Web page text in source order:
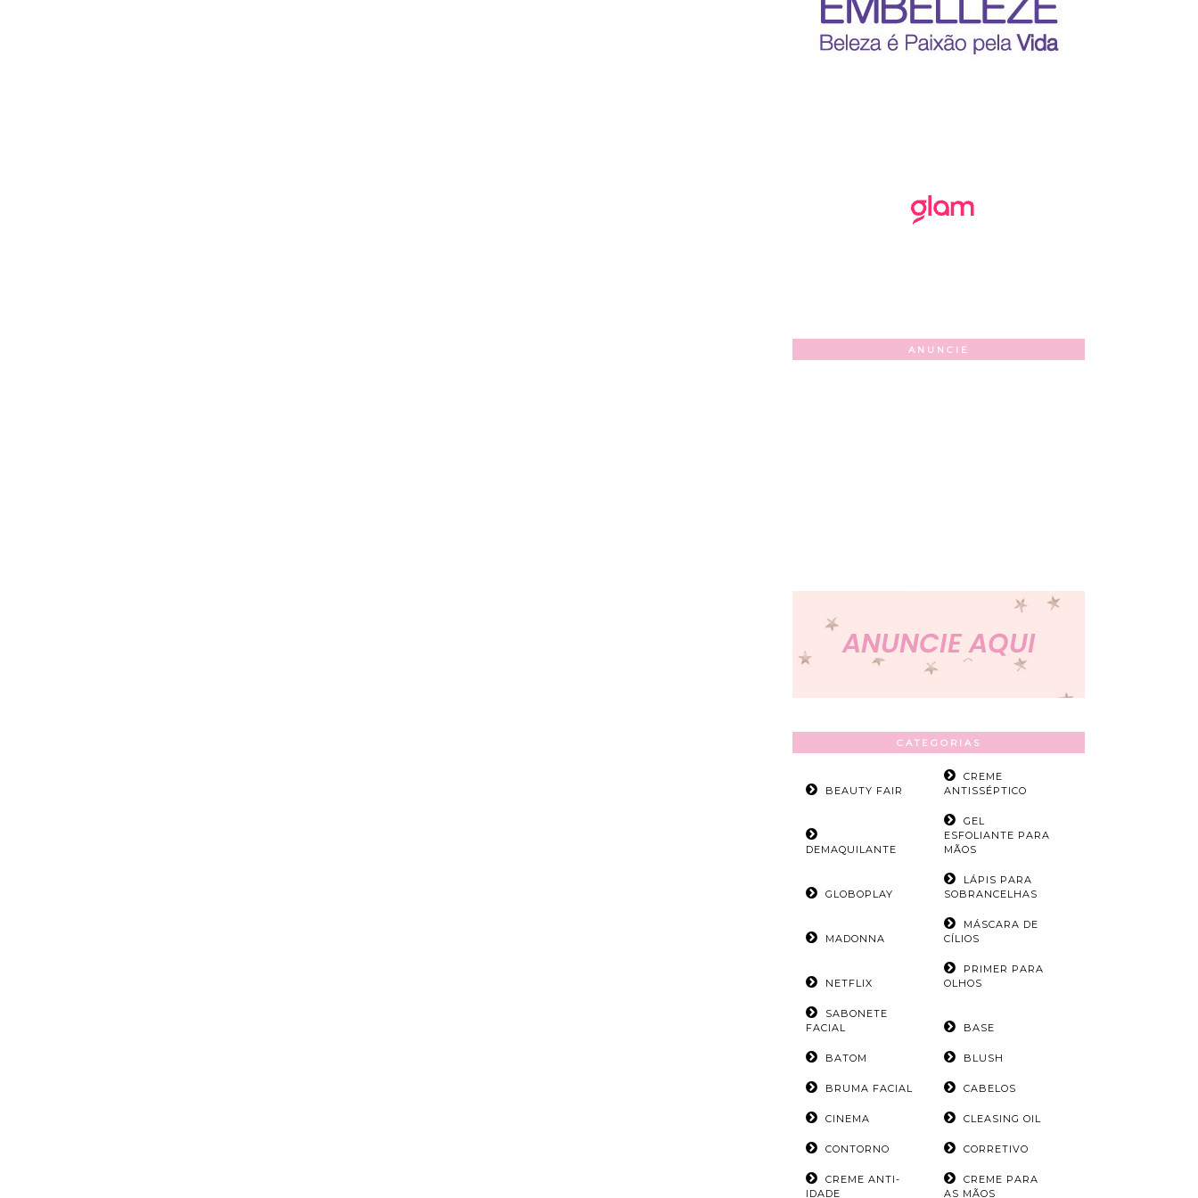
ANUNCIE
CATEGORIAS
BEAUTY FAIR
CREME
ANTISSÉPTICO
DEMAQUILANTE
GEL
ESFOLIANTE PARA
MÃOS
GLOBOPLAY
LÁPIS PARA
SOBRANCELHAS
MADONNA
MÁSCARA DE
CÍLIOS
NETFLIX
PRIMER PARA
OLHOS
SABONETE
FACIAL
BASE
BATOM BLUSH
BRUMA FACIAL CABELOS
CINEMA CLEASING OIL
CONTORNO CORRETIVO
CREME ANTI-
IDADE
CREME PARA
AS MÃOS